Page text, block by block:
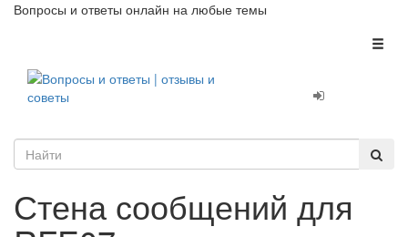
Вопросы и ответы онлайн на любые темы
Стена сообщений для